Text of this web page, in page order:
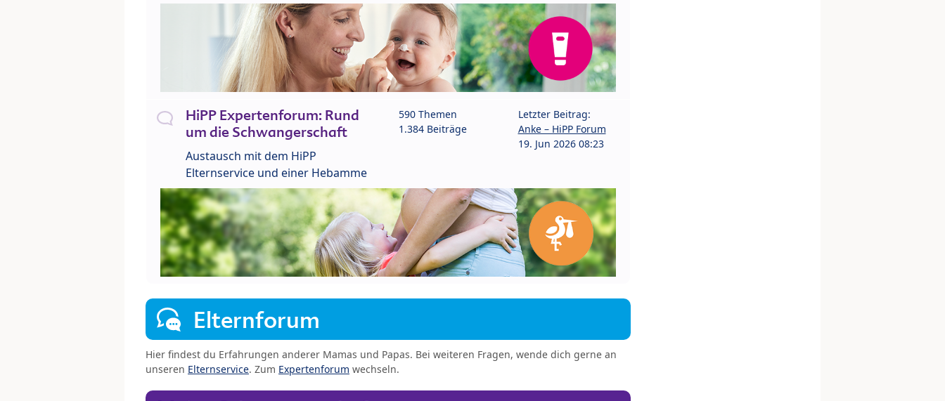
HiPP Expertenforum: Rund
um die Schwangerschaft
Austausch mit dem HiPP
Elternservice und einer Hebamme
590 Themen
1.384 Beiträge
Letzter Beitrag:
Anke – HiPP Forum
19. Jun 2026 08:23
Elternforum
Hier findest du Erfahrungen anderer Mamas und Papas. Bei weiteren Fragen, wende dich gerne an
unseren Elternservice. Zum Expertenforum wechseln.